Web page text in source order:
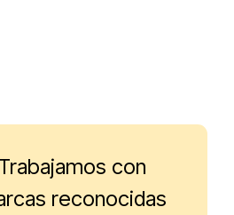
con
reconocidas